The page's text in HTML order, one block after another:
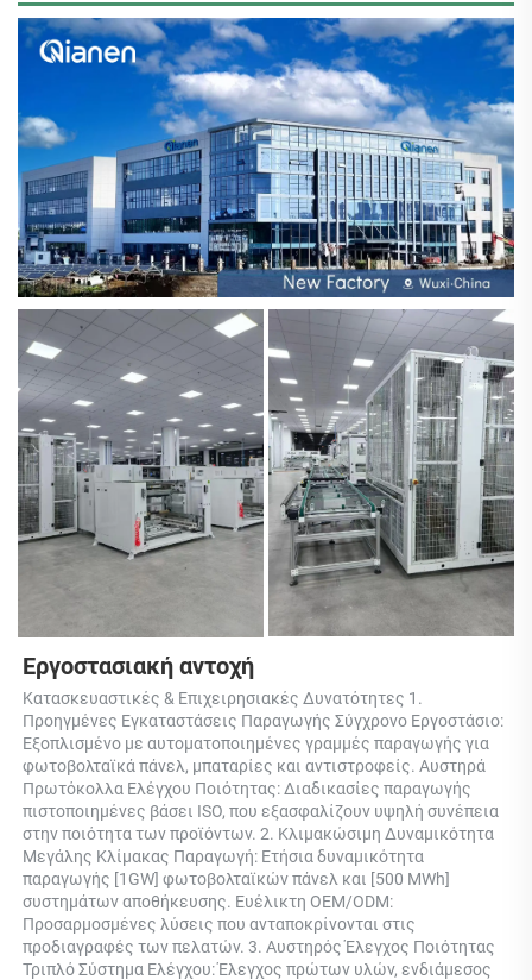
Εργοστασιακή αντοχή
Κατασκευαστικές & Επιχειρησιακές Δυνατότητες 1.
Προηγμένες Εγκαταστάσεις Παραγωγής Σύγχρονο Εργοστάσιο:
Εξοπλισμένο με αυτοματοποιημένες γραμμές παραγωγής για
φωτοβολταϊκά πάνελ, μπαταρίες και αντιστροφείς. Αυστηρά
Πρωτόκολλα Ελέγχου Ποιότητας: Διαδικασίες παραγωγής
πιστοποιημένες βάσει ISO, που εξασφαλίζουν υψηλή συνέπεια
στην ποιότητα των προϊόντων. 2. Κλιμακώσιμη Δυναμικότητα
Μεγάλης Κλίμακας Παραγωγή: Ετήσια δυναμικότητα
παραγωγής [1GW] φωτοβολταϊκών πάνελ και [500 MWh]
συστημάτων αποθήκευσης. Ευέλικτη OEM/ODM:
Προσαρμοσμένες λύσεις που ανταποκρίνονται στις
προδιαγραφές των πελατών. 3. Αυστηρός Έλεγχος Ποιότητας
Τριπλό Σύστημα Ελέγχου: Έλεγχος πρώτων υλών, ενδιάμεσος